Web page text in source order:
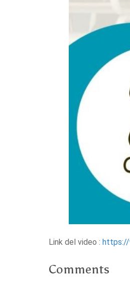
Link del video : https://
Comments